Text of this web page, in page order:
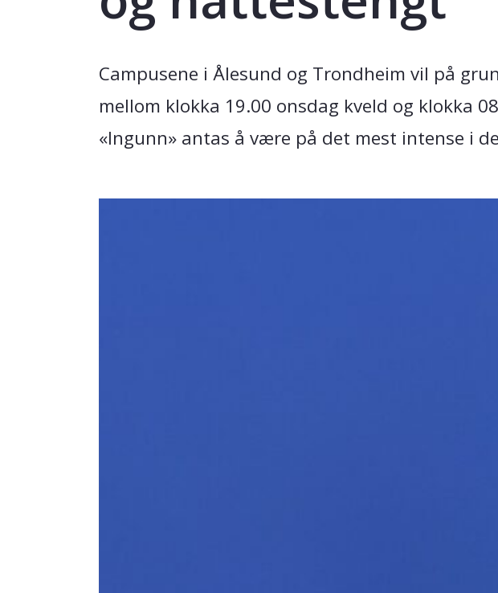
Campusene i Ålesund og Trondheim vil på
mellom klokka 19.00 onsdag kveld og klokka
«Ingunn» antas å være på det mest intense i